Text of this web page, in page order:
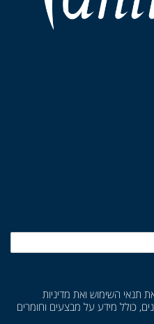
תנאי השימוש ואת מדיניות
כולל מידע על מבצעים וחומרים